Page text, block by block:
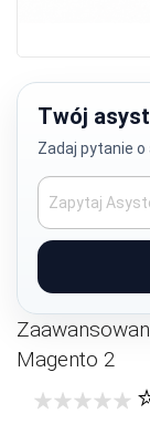
na
początek
Twój
Zadaj pytanie
Magento 2